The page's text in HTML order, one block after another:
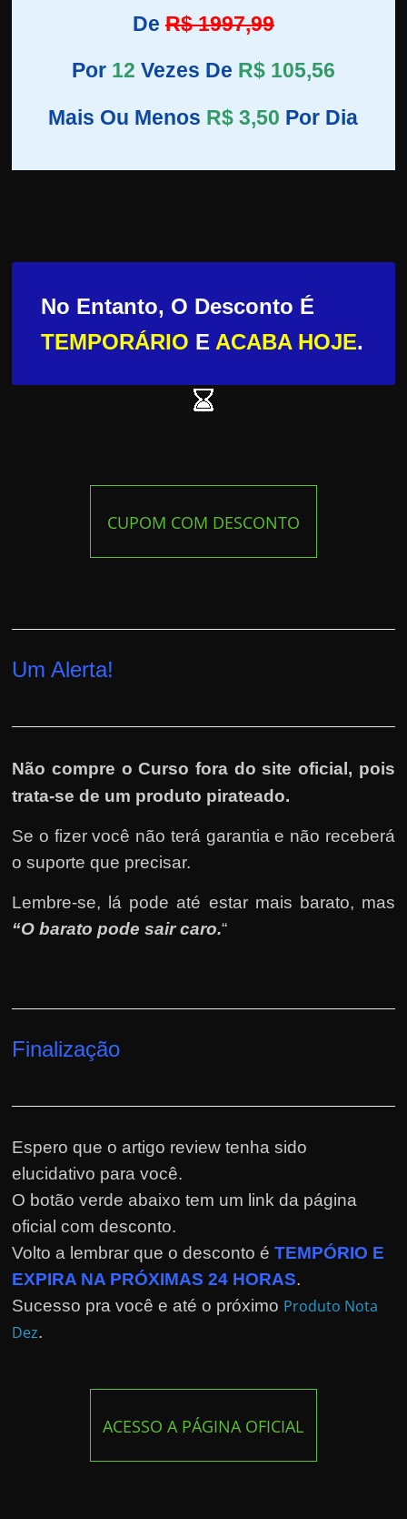
De R$ 1997,99
Por 12 Vezes De R$ 105,56
Mais Ou Menos R$ 3,50 Por Dia
No Entanto, O Desconto É
TEMPORÁRIO E ACABA HOJE.
CUPOM COM DESCONTO
Um Alerta!
Não compre o Curso fora do site oficial, pois
trata-se de um produto pirateado.
Se o fizer você não terá garantia e não receberá
o suporte que precisar.
Lembre-se, lá pode até estar mais barato, mas
“O barato pode sair caro.“
Finalização
Espero que o artigo review tenha sido
elucidativo para você.
O botão verde abaixo tem um link da página
oficial com desconto.
Volto a lembrar que o desconto éTEMPÓRIO E
EXPIRA NA PRÓXIMAS 24 HORAS.
Sucesso pra você e até o próximo Produto Nota
Dez.
ACESSO A PÁGINA OFICIAL